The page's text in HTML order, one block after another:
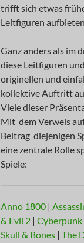
trifft sich etwas
Leitfiguren
Ganz anders als im
diese Leitfiguren
originellen und
kollektive Auftritt
Viele dieser
Mit dem Verweis
Beitrag diejenigen
eine zentrale Rolle
Spiele:
Anno 1800 |
& Evil 2 |
Skull & Bones | The